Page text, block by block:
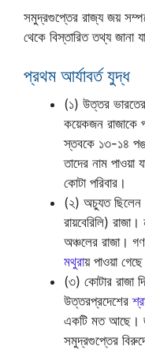
সমুদ্রগুপ্তের রাজ্য জয়
থেকে বিস্তারিত তথ্য জানা
প্রথম আর্যাবর্ত যুদ্ধ
(১) উত্তর ভারতের
কয়েকজন রাজাকে
স্তবকে ১৩-১৪
তাদের নাম
কোটা পরিবার।
(২) অচ্যুত ছিলেন
রায়বেরিলি)
অঞ্চলের রাজা।
মথুরায় পাওয়া
(৩) কোটার রাজা
উত্তরপ্রদেশের
একটি মত আছে।
সমুদ্রগুপ্তের